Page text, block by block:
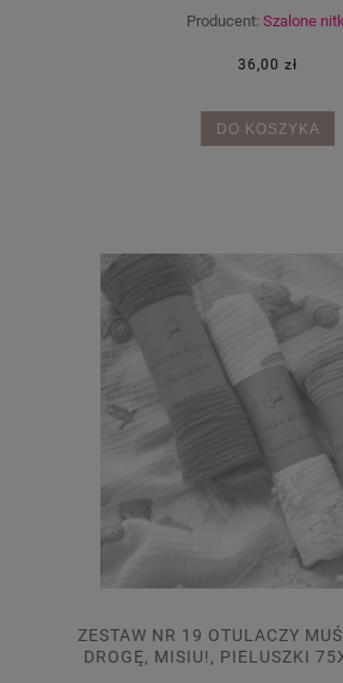
Producent: Szalone
36,00 zł
DO KOSZYKA
ZESTAW NR 19 OTULACZY
DROGĘ, MISIU!, PIELUSZKI